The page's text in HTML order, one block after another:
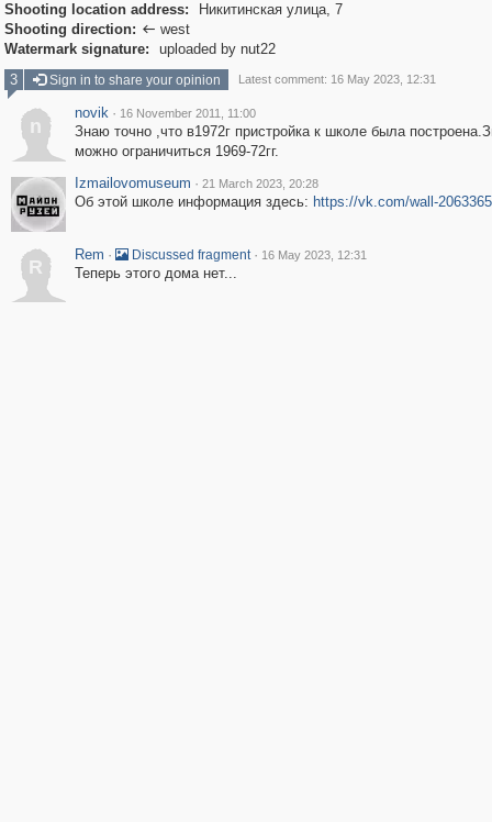
Shooting location address:
Никитинская улица, 7
Shooting direction:  west
Watermark signature:
uploaded by nut22
3
Sign in to share your opinion Latest comment: 16 May 2023, 12:31
n
novik · 16 November 2011, 11:00
Знаю точно ,что в1972г пристройка к школе была
можно ограничиться 1969-72гг.
Izmailovomuseum · 21 March 2023, 20:28
Об этой школе информация здесь: https://vk.com/wall-
R
Rem · Discussed fragment · 16 May 2023, 12:31
Теперь этого дома нет...